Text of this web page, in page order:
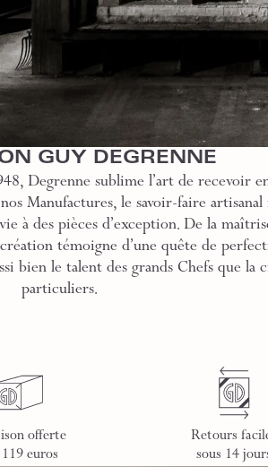
GUY DEGRENNE
Degrenne sublime l’art de recevoir
Manufactures, le savoir-faire
à des pièces d’exception. De la
témoigne d’une quête de
bien le talent des grands Chefs que la
particuliers.
offerte
euros
Retours
sous 14